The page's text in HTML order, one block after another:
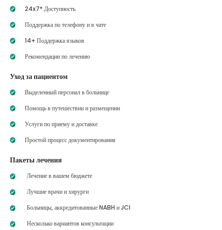
24x7* Доступность
Поддержка по телефону и в чате
14+ Поддержка языков
Рекомендации по лечению
Уход за пациентом
Выделенный персонал в больнице
Помощь в путешествии и размещении
Услуги по приему и доставке
Простой процесс документирования
Пакеты лечения
Лечение в вашем бюджете
Лучшие врачи и хирурги
Больницы, аккредитованные NABH и JCI
Несколько вариантов консультации